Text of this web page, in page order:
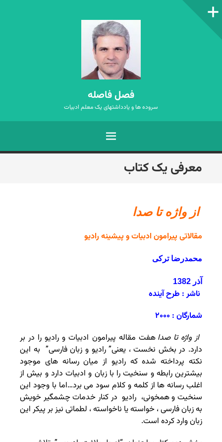
ستون‌کناری
فصل فاصله
سروده ها و یادداشتهای یک معلم ادبیات
فهرست
رفتن
به
معرفی یک کتاب
از واژه تا صدا
مقالاتی پیرامون ادبیات و پیشینه رادیو
محمدرضا ترکی‌
آذر 1382
ناشر : طرح آینده
شمارگان : ۲۰۰۰
از واژه تا صدا هفت مقاله پیرامون ادبیات و رادیو را در بر
دارد. در بخش نخست ، یعنی” رادیو و زبان فارسی” به این
نکته پرداخته شده که رادیو از میان رسانه های موجود
بیشترین رابطه و سنخیت را با زبان و ادبیات دارد و بیش از
اغلب رسانه ها از کلمه و کلام سود می برد…اما با وجود این
سنخیت و همخونی، رادیو در کنار خدمات چشمگیر خویش
به زبان فارسی ، خواسته یا ناخواسته ، لطماتی نیز بر پیکر این
زبان وارد کرده است.